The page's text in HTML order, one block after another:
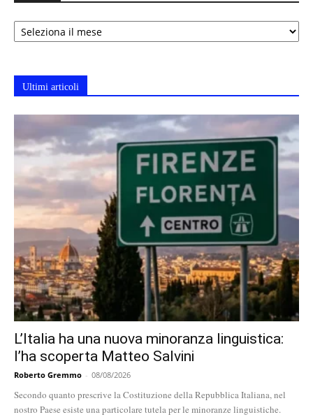
Archivi
Ultimi articoli
L’Italia ha una nuova minoranza linguistica:
l’ha scoperta Matteo Salvini
Roberto Gremmo - 08/08/2026
Secondo quanto prescrive la Costituzione della Repubblica Italiana, nel
nostro Paese esiste una particolare tutela per le minoranze linguistiche.